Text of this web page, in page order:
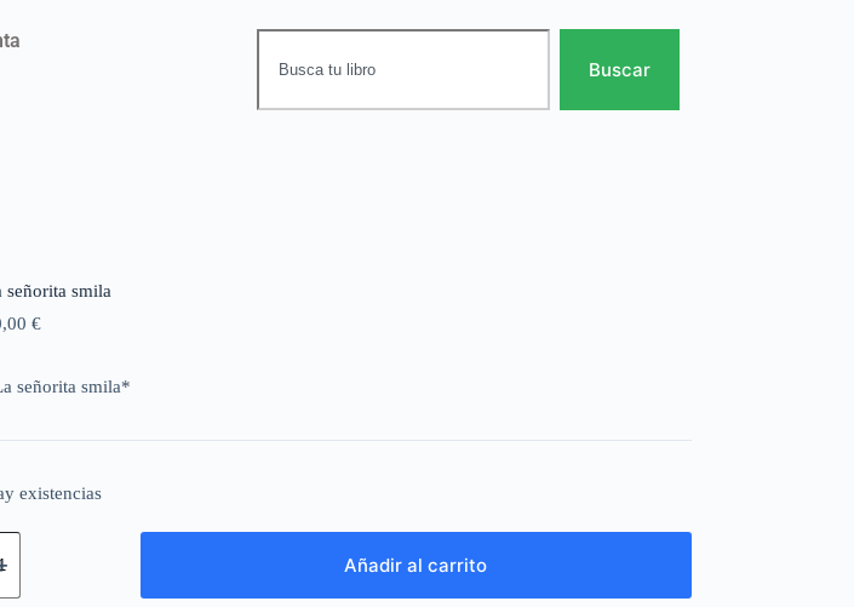
Buscar
señorita smila
€
señorita smila*
existencias
Añadir al carrito